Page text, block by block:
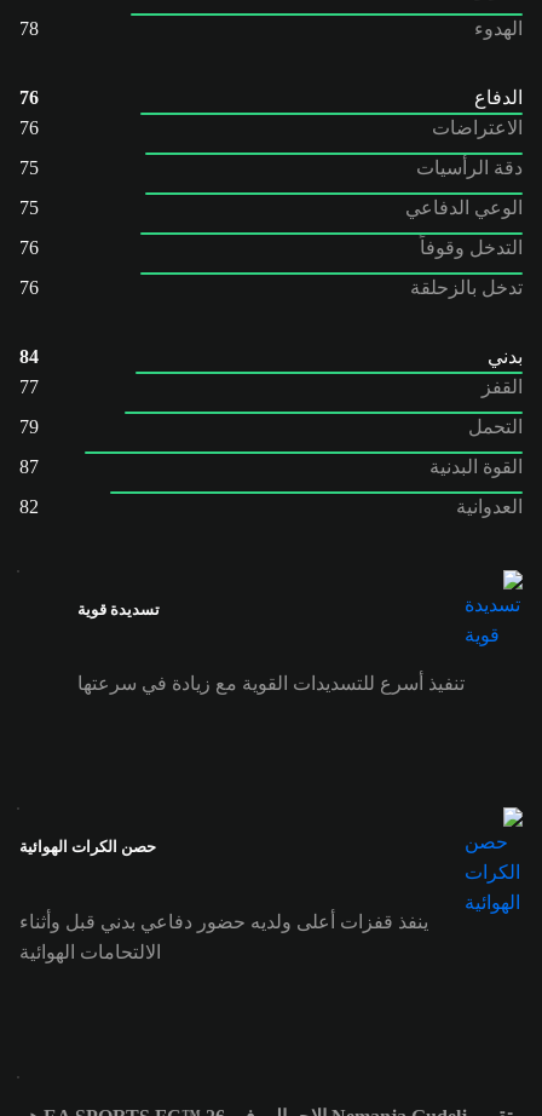
الهدوء
78
الدفاع
76
الاعتراضات
76
دقة الرأسيات
75
الوعي الدفاعي
75
التدخل وقوفاً
76
تدخل بالزحلقة
76
بدني
84
القفز
77
التحمل
79
القوة البدنية
87
العدوانية
82
تسديدة قوية
تنفيذ أسرع للتسديدات القوية مع زيادة في سرعتها
حصن الكرات الهوائية
ينفذ قفزات أعلى ولديه حضور دفاعي بدني قبل وأثناء
الالتحامات الهوائية